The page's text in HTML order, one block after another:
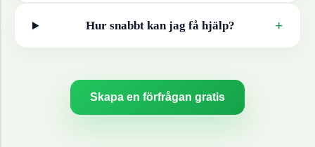
Hur snabbt kan jag få hjälp? +
Skapa en förfrågan gratis